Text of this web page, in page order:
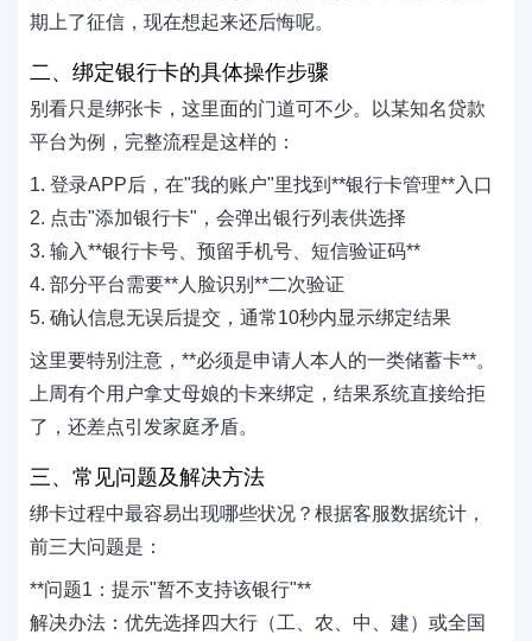
期上了征信，现在想起来还后悔呢。
二、绑定银行卡的具体操作步骤
别看只是绑张卡，这里面的门道可不少。以某知名贷款
平台为例，完整流程是这样的：
1. 登录APP后，在"我的账户"里找到‌**银行卡管理**‌入口
2. 点击"添加银行卡"，会弹出银行列表供选择
3. 输入‌**银行卡号、预留手机号、短信验证码**‌
4. 部分平台需要‌**人脸识别**‌二次验证
5. 确认信息无误后提交，通常10秒内显示绑定结果
这里要特别注意，‌**必须是申请人本人的一类储蓄卡**‌。
上周有个用户拿丈母娘的卡来绑定，结果系统直接给拒
了，还差点引发家庭矛盾。
三、常见问题及解决方法
绑卡过程中最容易出现哪些状况？根据客服数据统计，
前三大问题是：
‌**问题1：提示"暂不支持该银行"**‌
解决办法：优先选择四大行（工、农、中、建）或全国